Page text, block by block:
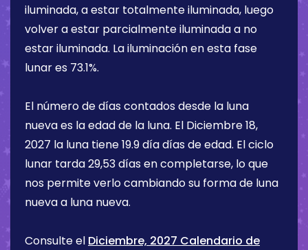
iluminada, a estar totalmente iluminada, luego
volver a estar parcialmente iluminada a no
estar iluminada. La iluminación en esta fase
lunar es 73.1%.
El número de días contados desde la luna
nueva es la edad de la luna. El Diciembre 18,
2027 la luna tiene19.9 díadías de edad. El ciclo
lunar tarda 29,53 días en completarse, lo que
nos permite verlo cambiando su forma de luna
nueva a luna nueva.
Consulte el Diciembre, 2027 Calendario de